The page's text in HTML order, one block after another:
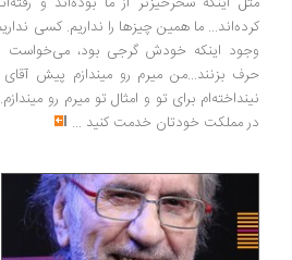
ما همین چیزها را نداریم. کسی نداریم از ما
اینکه خودش گرجی بود، می‌خواست در
بزنند...من میرم رو میندازم پیش آقای
برای تو و امثال تو میرم رو میندازم... به
مملکت خودتان خدمت کنید...